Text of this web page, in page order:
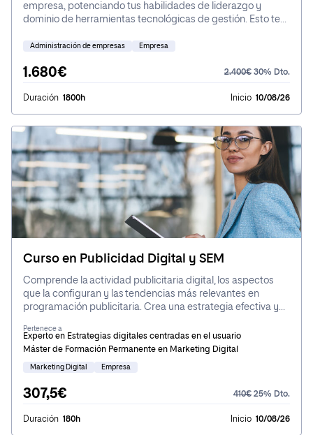
empresa, potenciando tus habilidades de liderazgo y
dominio de herramientas tecnológicas de gestión. Esto te
responsabilidad con confianza y eficacia.
Administración de empresas Empresa
1.680€ 2.400€ 30% Dto.
Duración 1800h Inicio 10/08/26
Curso en Publicidad Digital y SEM
Comprende la actividad publicitaria digital, los aspectos
que la configuran y las tendencias más relevantes en
programación publicitaria. Crea una estrategia efectiva y
búsqueda.
Pertenece a
Experto en Estrategias digitales centradas en el usuario
Máster de Formación Permanente en Marketing Digital
Marketing Digital Empresa
307,5€ 410€ 25% Dto.
Duración 180h Inicio 10/08/26